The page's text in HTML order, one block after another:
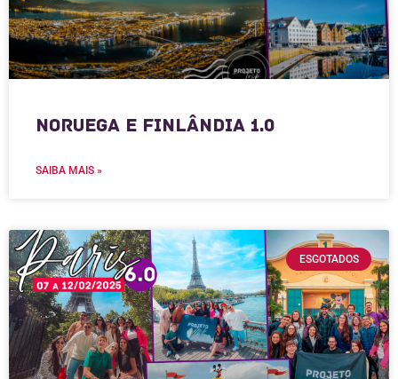
Noruega e Finlândia 1.0
SAIBA MAIS »
ESGOTADOS